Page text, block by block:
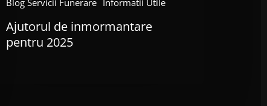
Blog Servicii Funerare Informatii Utile
Ajutorul de inmormantare
pentru 2025